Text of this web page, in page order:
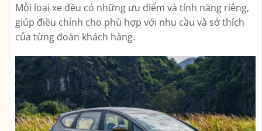
Mỗi loại xe đều có những ưu điểm và tính năng riêng,
giúp điều chỉnh cho phù hợp với nhu cầu và sở thích
của từng đoàn khách hàng.